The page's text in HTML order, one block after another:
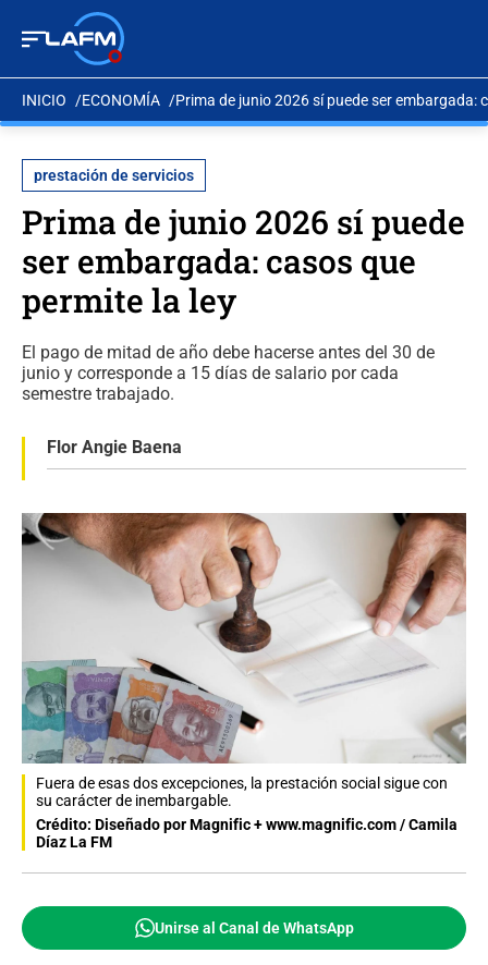
INICIO ECONOMÍA Prima de junio 2026 sí puede ser embargada:
prestación de servicios
Prima de junio 2026 sí puede
ser embargada: casos que
permite la ley
El pago de mitad de año debe hacerse antes del 30 de
junio y corresponde a 15 días de salario por cada
semestre trabajado.
Flor Angie Baena
Fuera de esas dos excepciones, la prestación social sigue con
su carácter de inembargable.
Crédito: Diseñado por Magnific + www.magnific.com / Camila
Díaz La FM
Unirse al Canal de WhatsApp